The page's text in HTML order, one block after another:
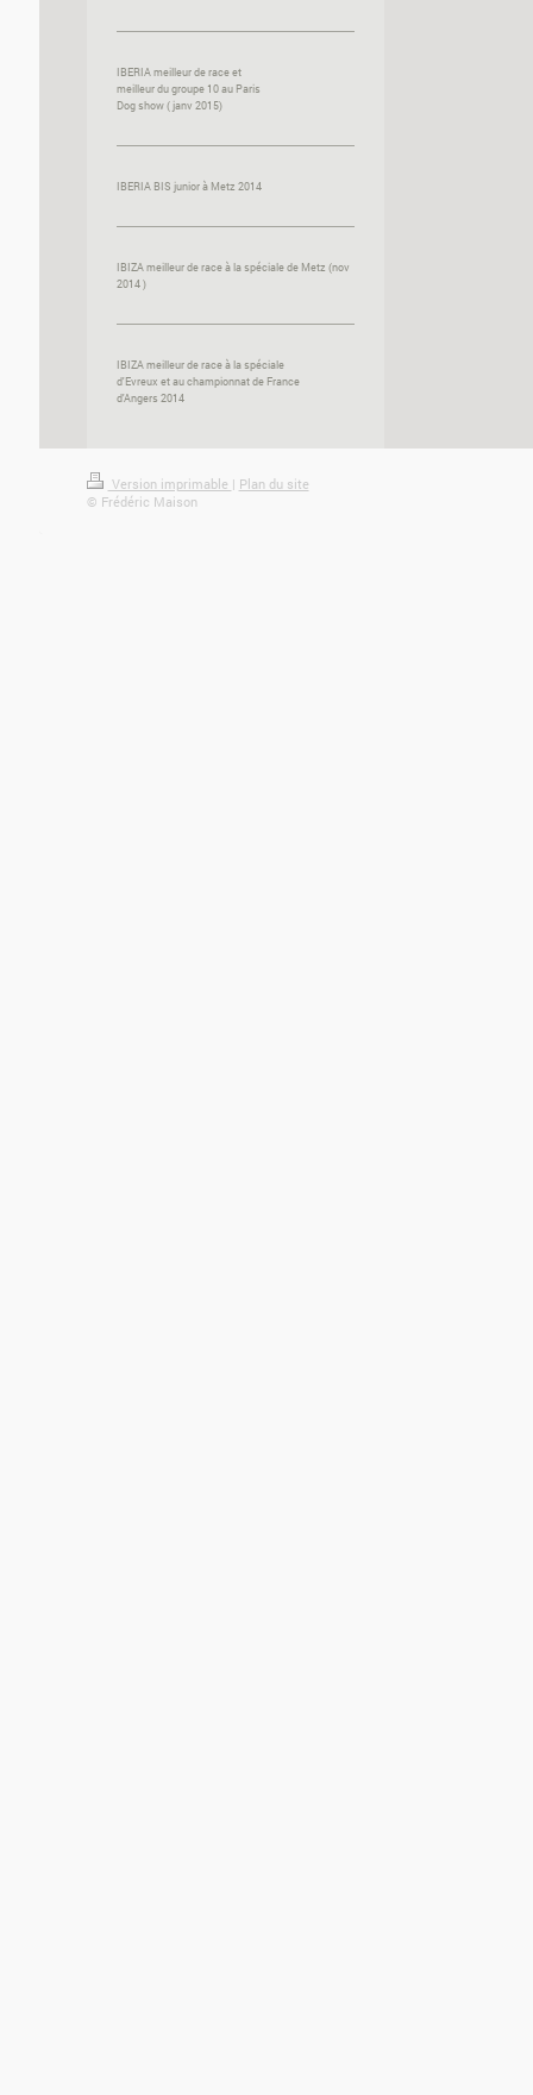
IBERIA meilleur de race et
meilleur du groupe 10 au Paris
Dog show ( janv 2015)
IBERIA BIS junior à Metz 2014
IBIZA meilleur de race à la spéciale de Metz (nov
2014 )
IBIZA meilleur de race à la spéciale
d'Evreux et au championnat de France
d'Angers 2014
Version imprimable | Plan du site
© Frédéric Maison